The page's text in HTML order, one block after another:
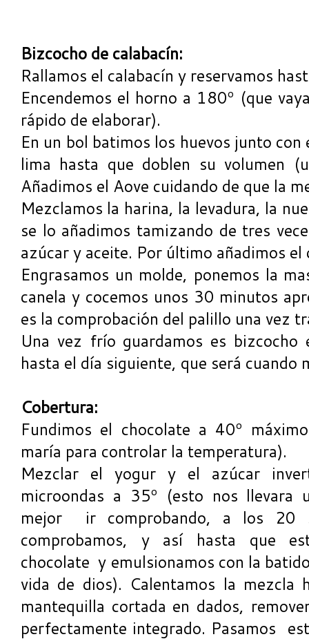
Bizcocho de calabacín:
Rallamos el calabacín y reservamos
Encendemos el horno a 180º (que
rápido de elaborar).
En un bol batimos los huevos junto
lima hasta que doblen su volumen
Añadimos el Aove cuidando de que la
Mezclamos la harina, la levadura, la
se lo añadimos tamizando de tres
azúcar y aceite. Por último añadimos el
Engrasamos un molde, ponemos la
canela y cocemos unos 30 minutos
es la comprobación del palillo una vez
Una vez frío guardamos es bizcocho
hasta el día siguiente, que será
Cobertura:
Fundimos el chocolate a 40º
maría para controlar la temperatura).
Mezclar el yogur y el azúcar
microondas a 35º (esto nos llevara
mejor ir comprobando, a los 20
comprobamos, y así hasta que
chocolate y emulsionamos con la
vida de dios). Calentamos la mezcla
mantequilla cortada en dados,
perfectamente integrado. Pasamos